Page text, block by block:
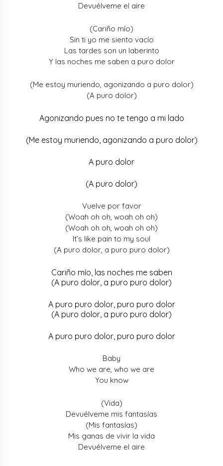
Devuélveme el aire
(Cariño mío)
Sin ti yo me siento vacío
Las tardes son un laberinto
Y las noches me saben a puro dolor
(Me estoy muriendo, agonizando a puro dolor)
(A puro dolor)
Agonizando pues no te tengo a mi lado
(Me estoy muriendo, agonizando a puro dolor)
A puro dolor
(A puro dolor)
Vuelve por favor
(Woah oh oh, woah oh oh)
(Woah oh oh, woah oh oh)
It’s like pain to my soul
(A puro dolor, a puro puro dolor)
Cariño mío, las noches me saben
(A puro dolor, a puro puro dolor)
A puro puro dolor, puro puro dolor
(A puro dolor, a puro puro dolor)
A puro puro dolor, puro puro dolor
Baby
Who we are, who we are
You know
(Vida)
Devuélveme mis fantasías
(Mis fantasías)
Mis ganas de vivir la vida
Devuélveme el aire